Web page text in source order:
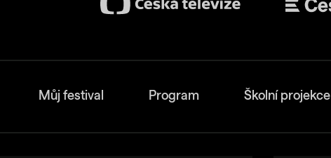
Můj festival Program Školní projekce